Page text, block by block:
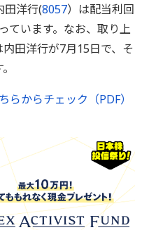
田洋行(8057）は配当利回
ています。なお、取り上
田洋行が7月15日で、そ
からチェック（PDF）